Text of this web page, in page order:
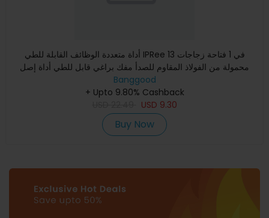
أداة متعددة الوظائف القابلة للطي IPRee 13 في 1 فتاحة زجاجات
محمولة من الفولاذ المقاوم للصدأ مفك براغي قابل للطي أداة إصل
Banggood
+ Upto 9.80% Cashback
USD 9.30
Buy Now